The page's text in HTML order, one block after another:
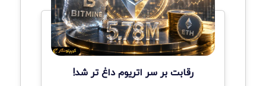
رقابت بر سر اتریوم داغ تر شد!